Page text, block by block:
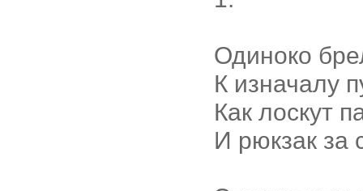
Одиноко
К изначалу
Как лоскут
И рюкзак за